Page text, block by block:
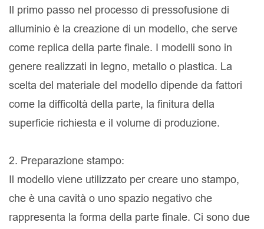
Il primo passo nel processo di pressofusione di
alluminio è la creazione di un modello, che serve
come replica della parte finale. I modelli sono in
genere realizzati in legno, metallo o plastica. La
scelta del materiale del modello dipende da fattori
come la difficoltà della parte, la finitura della
superficie richiesta e il volume di produzione.
2. Preparazione stampo:
Il modello viene utilizzato per creare uno stampo,
che è una cavità o uno spazio negativo che
rappresenta la forma della parte finale. Ci sono due